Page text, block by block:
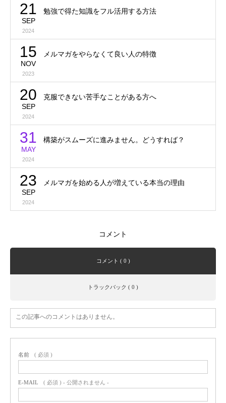
21
SEP
2024
勉強で得た知識をフル活用する方法
15
NOV
2023
メルマガをやらなくて良い人の特徴
20
SEP
2024
克服できない苦手なことがある方へ
31
MAY
2024
構築がスムーズに進みません。どうすれば？
23
SEP
2024
メルマガを始める人が増えている本当の理由
コメント
コメント ( 0 )
トラックバック ( 0 )
この記事へのコメントはありません。
名前 ( 必須 )
E-MAIL ( 必須 ) - 公開されません -